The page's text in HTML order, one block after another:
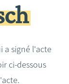
a signé l'acte
ci-dessous